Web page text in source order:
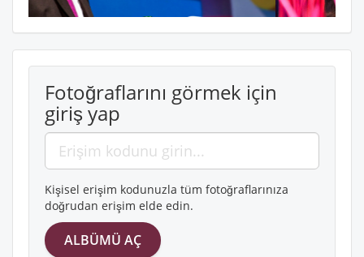
Fotoğraflarını görmek için
giriş yap
Kişisel erişim kodunuzla tüm fotoğraflarınıza
doğrudan erişim elde edin.